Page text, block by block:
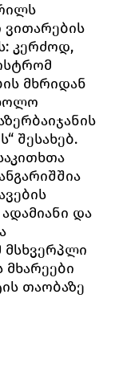
ვითარების
კერძოდ,
მხრიდან
შესახებ.
და
მსხვერპლი
თაობაზე